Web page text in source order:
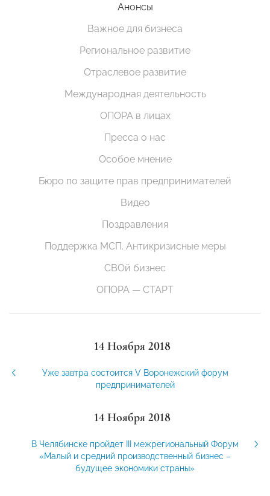
Анонсы
Важное для бизнеса
Региональное развитие
Отраслевое развитие
Международная деятельность
ОПОРА в лицах
Пресса о нас
Особое мнение
Бюро по защите прав предпринимателей
Видео
Поздравления
Поддержка МСП. Антикризисные меры
СВОй бизнес
ОПОРА — СТАРТ
14 Ноября 2018
Уже завтра состоится V Воронежский форум
предпринимателей
14 Ноября 2018
В Челябинске пройдет III межрегиональный Форум
«Малый и средний производственный бизнес –
будущее экономики страны»